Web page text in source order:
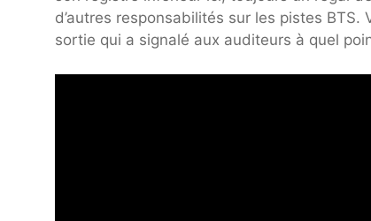
d’autres responsabilités sur les pistes
sortie qui a signalé aux auditeurs à quel